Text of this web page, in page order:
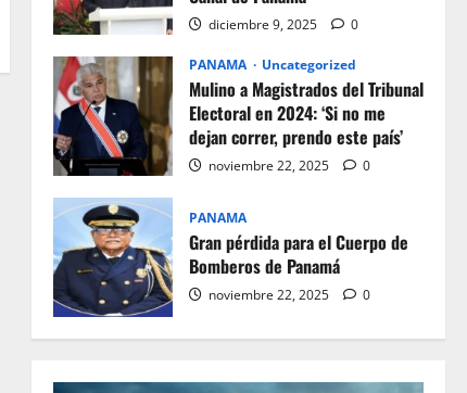
diciembre 9, 2025 0
PANAMA Uncategorized
Mulino a Magistrados del Tribunal
Electoral en 2024: ‘Si no me
dejan correr, prendo este país’
noviembre 22, 2025 0
PANAMA
Gran pérdida para el Cuerpo de
Bomberos de Panamá
noviembre 22, 2025 0